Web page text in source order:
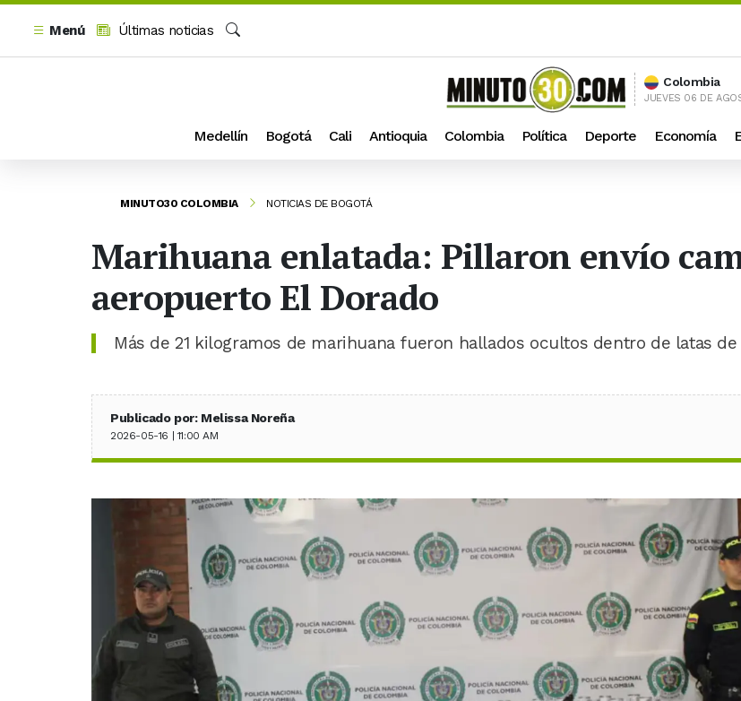
Menú
Últimas noticias
Colombia
JUEVES 06 DE
Medellín Bogotá Cali Antioquia Colombia Política Deporte Economía
MINUTO30 COLOMBIA NOTICIAS DE BOGOTÁ
Marihuana enlatada: Pillaron envío
aeropuerto El Dorado
Más de 21 kilogramos de marihuana fueron hallados ocultos dentro de latas
Publicado por: Melissa Noreña
2026-05-16 | 11:00 AM